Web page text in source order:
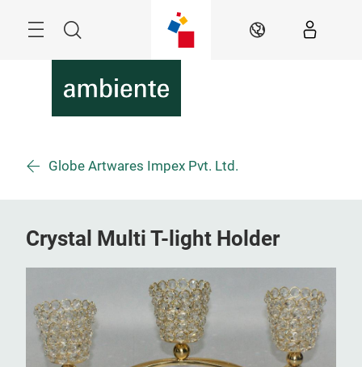
Suche DE
Globe Artwares Impex Pvt. Ltd.
Crystal Multi T-light Holder